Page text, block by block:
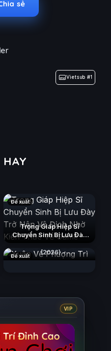
sẻ
Vietsub #1
Đề xuất
Trọng Giáp Hiệp Sĩ
Chuyển Sinh Bị Lưu Đày
Thức Về Game (2026)
Đề xuất (2026)